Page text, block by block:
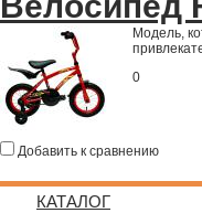
Модель,
0
Добавить к сравнению
КАТАЛОГ